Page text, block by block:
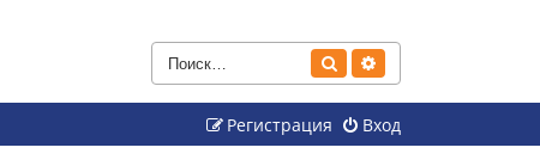
Поиск
Вход
Регистрация